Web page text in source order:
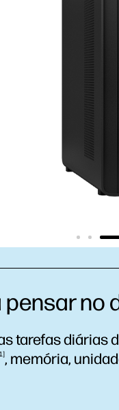
no
tarefas diárias
, memória,